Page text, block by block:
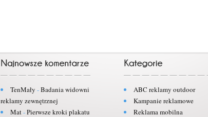
TenMały -Badania widowni
reklamy zewnętrznej
Mat-Pierwsze kroki plakatu
ABC reklamy outdoor
Kampanie reklamowe
Reklama mobilna